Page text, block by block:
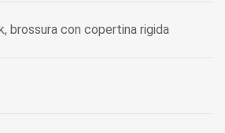
brossura con copertina rigida